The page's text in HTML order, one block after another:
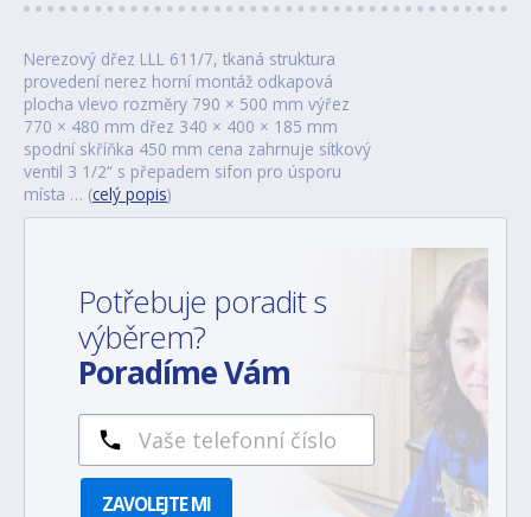
Nerezový dřez LLL 611/7, tkaná struktura
provedení nerez horní montáž odkapová
plocha vlevo rozměry 790 × 500 mm výřez
770 × 480 mm dřez 340 × 400 × 185 mm
spodní skříňka 450 mm cena zahrnuje sítkový
ventil 3 1/2“ s přepadem sifon pro úsporu
místa … (celý popis)
Potřebuje poradit s
výběrem?
Poradíme Vám
ZAVOLEJTE MI